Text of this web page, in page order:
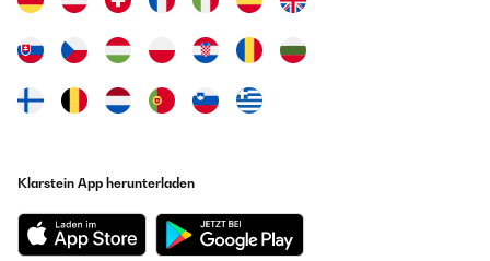
Klarstein App herunterladen